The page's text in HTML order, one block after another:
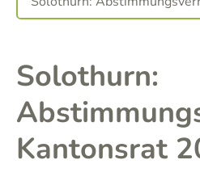
Solothurn:
Kantonsrat